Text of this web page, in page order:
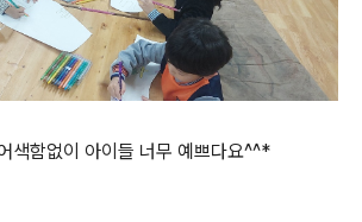
색함없이 아이들 너무 예쁘다요^^*